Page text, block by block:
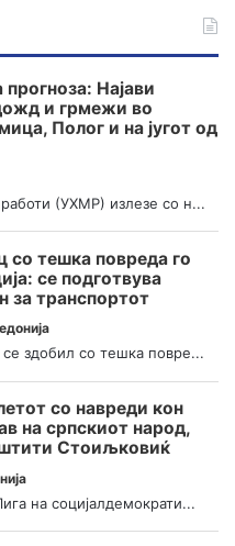
Најави
и грмежи во
Полог и на југот од
(УХМР) излезе со н...
со тешка повреда го
се подготвува
за транспортот
здобил со тешка повре...
со навреди кон
на српскиот народ,
Стоиљковиќ
на социјалдемократи...